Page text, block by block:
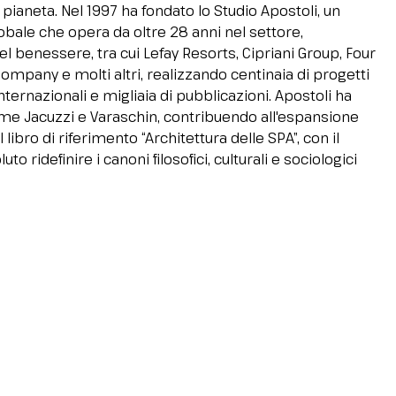
Nel 1997 ha fondato lo Studio Apostoli, un
che opera da oltre 28 anni nel settore,
tra cui Lefay Resorts, Cipriani Group, Four
e molti altri, realizzando centinaia di progetti
e migliaia di pubblicazioni. Apostoli ha
Jacuzzi e Varaschin, contribuendo all'espansione
di riferimento “Architettura delle SPA”, con il
ridefinire i canoni filosofici, culturali e sociologici